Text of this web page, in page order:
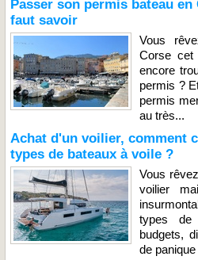
Passer son permis bateau
faut savoir
Vous
Corse
encore
permis ?
permis
au très...
Achat d'un voilier, comment
types de bateaux à voile ?
Vous
voilier
types de
budgets,
de panique